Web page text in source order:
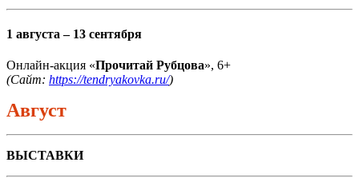
1 августа – 13 сентября
Онлайн-акция «Прочитай Рубцова», 6+
(Сайт: https://tendryakovka.ru/)
Август
ВЫСТАВКИ